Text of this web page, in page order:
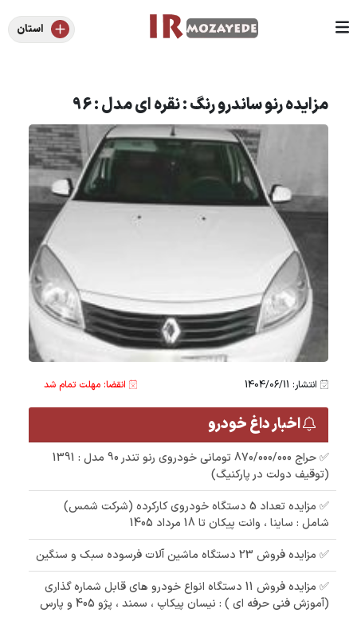
استان
مزایده رنو ساندرو رنگ : نقره ای مدل : 96
انتشار: 1404/06/11 انقضا: مهلت تمام شد
اخبار داغ خودرو
✅ حراج 870/000/000 تومانی خودروی رنو تندر 90 مدل : 1391
(توقیف دولت در پارکنیگ)
✅ مزایده تعداد 5 دستگاه خودروی کارکرده (شرکت شمس)
شامل : ساینا ، وانت پیکان تا 18 مرداد 1405
✅ مزایده فروش 23 دستگاه ماشین آلات فرسوده سبک و سنگین
✅ مزایده فروش 11 دستگاه انواع خودرو های قابل شماره گذاری
(آموزش فنی حرفه ای ) : نیسان پیکاپ ، سمند ، پژو 405 و پارس